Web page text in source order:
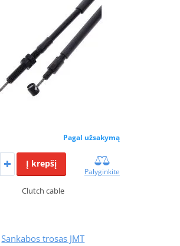
Pagal užsakymą
Į krepšį
Palyginkite
Clutch cable
Sankabos trosas JMT